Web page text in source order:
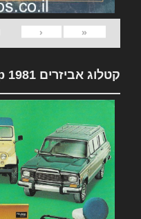
«
‹
קטלוג אביזרים 1981 Jeep